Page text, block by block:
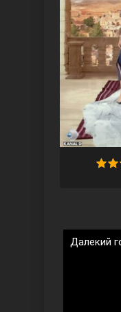
Три
Далекий